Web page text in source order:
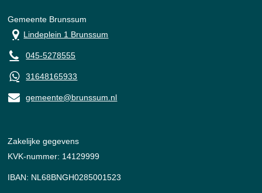
Gemeente Brunssum
Lindeplein 1 Brunssum
045-5278555
31648165933
gemeente@brunssum.nl
Zakelijke gegevens
KVK-nummer: 14129999
IBAN: NL68BNGH0285001523